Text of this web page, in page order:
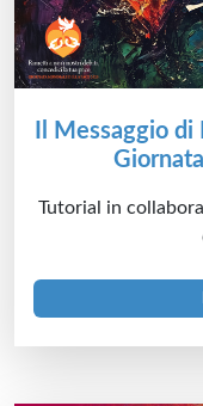
Il Messaggio
Tutorial in